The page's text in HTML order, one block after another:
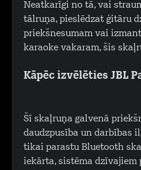
Neatkarīgi no tā, vai
tālruņa, pieslēdzat ģitāru
priekšnesumam vai
karaoke vakaram, šis
Kāpēc izvēlēties JBL
Šī skaļruņa galvenā
daudzpusība un darbības
tikai parastu Bluetooth
iekārta, sistēma dzīvajiem